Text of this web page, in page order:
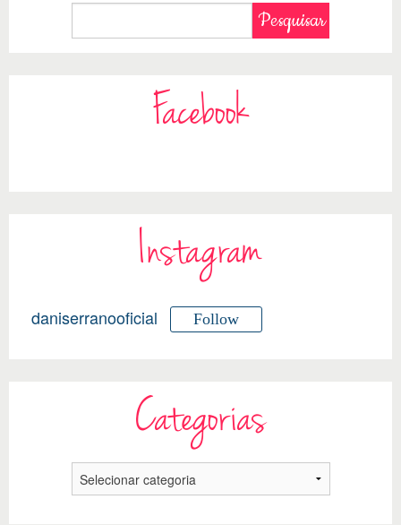
Facebook
Instagram
daniserranooficial Follow
Categorias